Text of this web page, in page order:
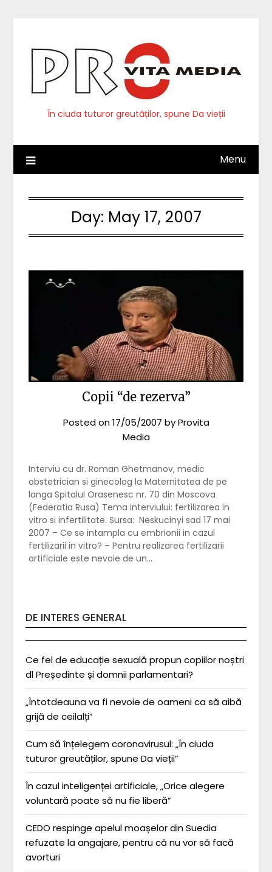
În ciuda tuturor greutăților, spune Da vieții
Menu
Day: May 17, 2007
Copii “de rezerva”
Posted on17/05/2007 byProvita
Media
Interviu cu dr. Roman Ghetmanov, medic
obstetrician si ginecolog la Maternitatea de pe
langa Spitalul Orasenesc nr. 70 din Moscova
(Federatia Rusa) Tema interviului: fertilizarea in
vitro si infertilitate. Sursa: Neskucinyi sad 17 mai
2007 – Ce se intampla cu embrionii in cazul
fertilizarii in vitro? – Pentru realizarea fertilizarii
artificiale este nevoie de un…
DE INTERES GENERAL
Ce fel de educație sexuală propun copiilor noștri
dl Președinte și domnii parlamentari?
„Întotdeauna va fi nevoie de oameni ca să aibă
grijă de ceilalți”
Cum să înțelegem coronavirusul: „În ciuda
tuturor greutăților, spune Da vieții”
În cazul inteligenței artificiale, „Orice alegere
voluntară poate să nu fie liberă”
CEDO respinge apelul moașelor din Suedia
refuzate la angajare, pentru că nu vor să facă
avorturi